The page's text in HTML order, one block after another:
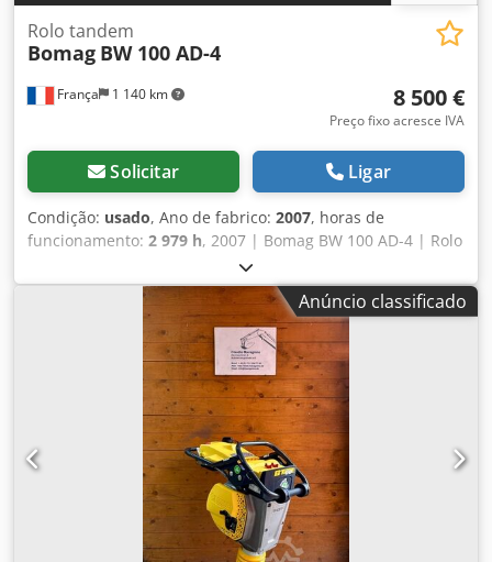
França 1 140 km
Rolo tandem
Bomag BW 100 AD-4
8 500 €
Preço fixo acresce IVA
Solicitar Ligar
Condição: usado, Ano de fabrico: 2007, horas de
funcionamento: 2 979 h, 2007 | Bomag BW 100 AD-4 | Rolo
tandem usado | 2979 horas 📍Localização: França 🚛
Entrega disponível no seu destino – Utilize o nosso
simulador de frete para estimar os custos de transporte! 💰
Compre já por EUR 8.500 ou faça uma oferta. Pagamento
na entrega disponível por uma taxa acessível (sujeito a
aprovação)* 👷‍♂️ Inspecionado por perito independente 43
pontos de inspeção: 41 aprovados ✅ 2 imperfeições ℹ️ 0
falhas ⚠️ 📌 Comentário do inspetor: Boa máquina, alguns
riscos e suspeita de pequeno vazamento hidráulico. 📄
Quer consultar o laudo completo, fotos extras ou vídeo?
Dica: A referência "40960 Equippo" é frequentemente
usada para buscar mais detalhes online. 💡 Por que esta
máquina e nosso serviço são diferenciados: ✔ Inspeção
Anúncio classificado